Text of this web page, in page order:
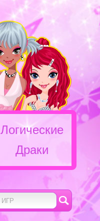
Логические
Драки